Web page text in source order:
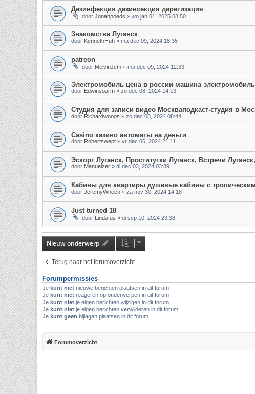
Дезинфекция дезинсекция дератизация
door Jonahpoeds » wo jan 01, 2025 08:50
Знакомства Луганск
door KennethHuh » ma dec 09, 2024 18:35
patreon
door MelvinJem » ma dec 09, 2024 12:33
Электромобиль цена в россии машина электромобиль
door Edwinsoarm » zo dec 08, 2024 14:13
Студия для записи видео Москваподкаст-студия в
door Richardwoogs » zo dec 08, 2024 08:44
Casino казино автоматы на деньги
door Robertswept » vr dec 06, 2024 21:11
Эскорт Луганск, Проститутки Луганск, Встречи
door Manuelzer » di dec 03, 2024 03:39
Кабины для квартиры душевые кабины с
door JeremyWheen » za nov 30, 2024 14:18
Just turned 18
door Lindafus » di sep 10, 2024 23:38
Nieuw onderwerp
Terug naar het forumoverzicht
Forumpermissies
Je kunt niet nieuwe berichten plaatsen in dit forum
Je kunt niet reageren op onderwerpen in dit forum
Je kunt niet je eigen berichten wijzigen in dit forum
Je kunt niet je eigen berichten verwijderen in dit forum
Je kunt geen bijlagen plaatsen in dit forum
Forumoverzicht